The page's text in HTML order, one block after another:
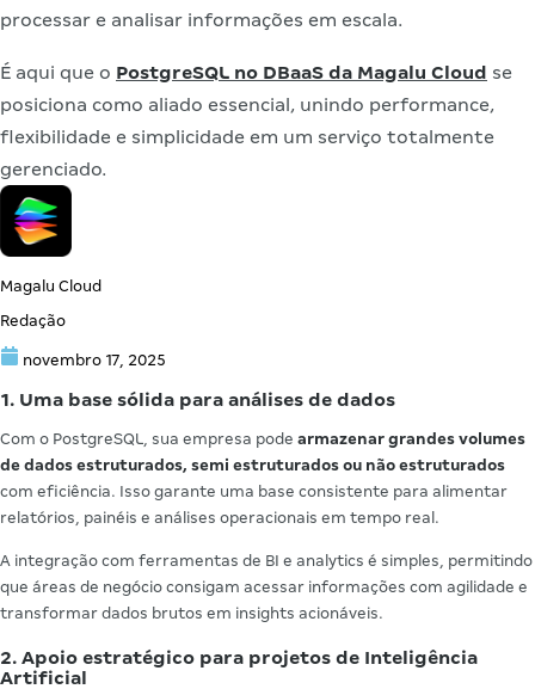
processar e analisar informações em escala.
É aqui que o PostgreSQL no DBaaS da Magalu Cloud se
posiciona como aliado essencial, unindo performance,
flexibilidade e simplicidade em um serviço totalmente
gerenciado.
Magalu Cloud
Redação
novembro 17, 2025
1. Uma base sólida para análises de dados
Com o PostgreSQL, sua empresa pode armazenar grandes volumes
de dados estruturados, semi estruturados ou não estruturados
com eficiência. Isso garante uma base consistente para alimentar
relatórios, painéis e análises operacionais em tempo real.
A integração com ferramentas de BI e analytics é simples, permitindo
que áreas de negócio consigam acessar informações com agilidade e
transformar dados brutos em insights acionáveis.
2. Apoio estratégico para projetos de Inteligência
Artificial